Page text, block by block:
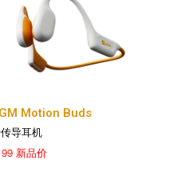
Motion Buds
导耳机
新品价